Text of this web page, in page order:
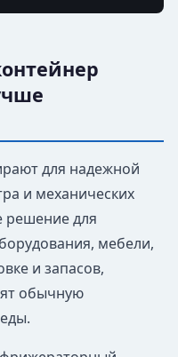
для надежной
и механических
решение для
мебели,
и запасов,
обычную